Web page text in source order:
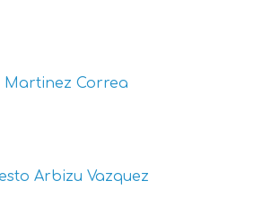
Martinez Correa
Arbizu Vazquez